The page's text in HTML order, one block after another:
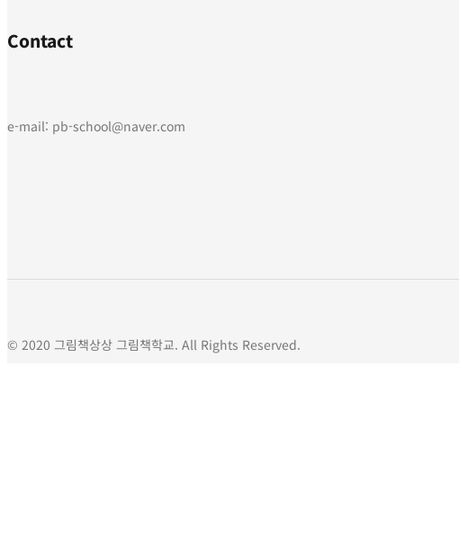
Contact
e-mail: pb-school@naver.com
© 2020 그림책상상 그림책학교. All Rights Reserved.